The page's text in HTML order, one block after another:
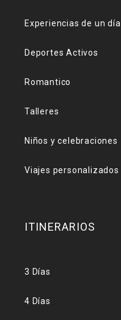
Experiencias de un día
Deportes Activos
Romantico
Talleres
Niños y celebraciones
Viajes personalizados
ITINERARIOS
3 Días
4 Días